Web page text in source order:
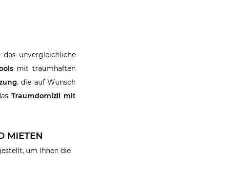
das unvergleichliche
mit traumhaften
, die auf Wunsch
Traumdomizil mit
MIETEN
um Ihnen die